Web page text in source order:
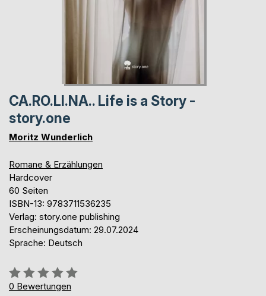
CA.RO.LI.NA.. Life is a Story -
story.one
Moritz Wunderlich
Romane & Erzählungen
Hardcover
60 Seiten
ISBN-13: 9783711536235
Verlag: story.one publishing
Erscheinungsdatum: 29.07.2024
Sprache: Deutsch
Bewertung::
0%
0 Bewertungen